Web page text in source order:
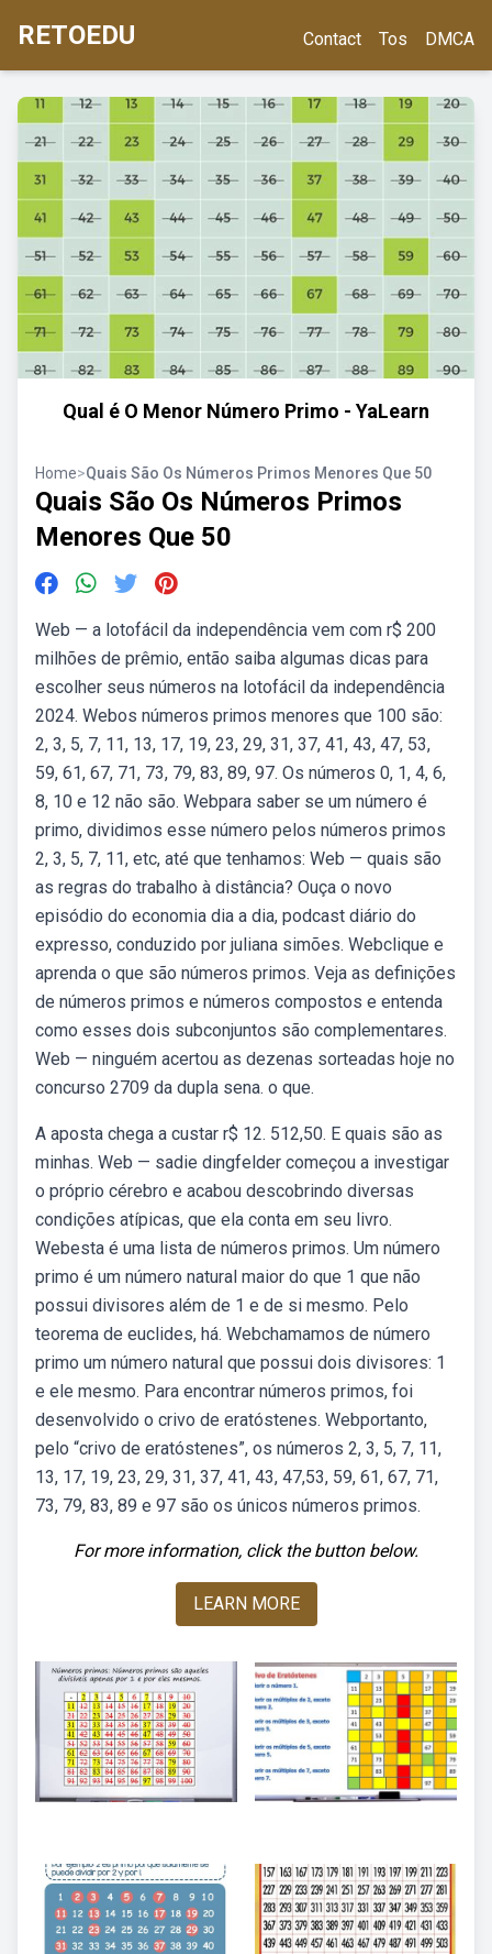
RETOEDU Contact Tos DMCA
Qual é O Menor Número Primo - YaLearn
Home>Quais São Os Números Primos Menores Que 50
Quais São Os Números Primos
Menores Que 50
Web — a lotofácil da independência vem com r$ 200
milhões de prêmio, então saiba algumas dicas para
escolher seus números na lotofácil da independência
2024. Webos números primos menores que 100 são:
2, 3, 5, 7, 11, 13, 17, 19, 23, 29, 31, 37, 41, 43, 47, 53,
59, 61, 67, 71, 73, 79, 83, 89, 97. Os números 0, 1, 4, 6,
8, 10 e 12 não são. Webpara saber se um número é
primo, dividimos esse número pelos números primos
2, 3, 5, 7, 11, etc, até que tenhamos: Web — quais são
as regras do trabalho à distância? Ouça o novo
episódio do economia dia a dia, podcast diário do
expresso, conduzido por juliana simões. Webclique e
aprenda o que são números primos. Veja as definições
de números primos e números compostos e entenda
como esses dois subconjuntos são complementares.
Web — ninguém acertou as dezenas sorteadas hoje no
concurso 2709 da dupla sena. o que.
A aposta chega a custar r$ 12. 512,50. E quais são as
minhas. Web — sadie dingfelder começou a investigar
o próprio cérebro e acabou descobrindo diversas
condições atípicas, que ela conta em seu livro.
Webesta é uma lista de números primos. Um número
primo é um número natural maior do que 1 que não
possui divisores além de 1 e de si mesmo. Pelo
teorema de euclides, há. Webchamamos de número
primo um número natural que possui dois divisores: 1
e ele mesmo. Para encontrar números primos, foi
desenvolvido o crivo de eratóstenes. Webportanto,
pelo “crivo de eratóstenes”, os números 2, 3, 5, 7, 11,
13, 17, 19, 23, 29, 31, 37, 41, 43, 47,53, 59, 61, 67, 71,
73, 79, 83, 89 e 97 são os únicos números primos.
For more information, click the button below.
LEARN MORE